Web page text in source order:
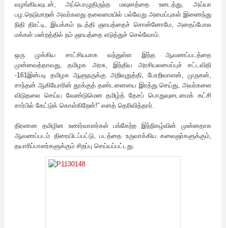
வழங்கியவுடன், அப்பொழுதிருந்த மவுனத்தை உடைத்து, அய்யா
பழ.நெடுமாறன் அவர்களது தலைமையில் பல்வேறு அமைப்புகள் இணைந்து
நிதி திரட்டி, இயக்கம் நடத்தி ஞாயத்தைச் சொன்னோமே, அதைப்போல
மக்கள் மன்றத்தில் நம் ஞாயத்தை எடுத்துச் செல்வோம்.
ஒரு முக்கிய சாட்சியமாக வந்துள்ள இந்த ஆவணப்படத்தை
முன்வைத்தாவது, தமிழக அரசு, இந்திய அரசியலமைப்புச் சட்டவிதி
-161இன்படி தமிழக ஆளுநருக்கு அறிவுறுத்தி, பேரறிவாளன், முருகன்,
சாந்தன் ஆகியோரின் தூக்குத் தண்டனையை இரத்து செய்து, அவர்களை
விடுதலை செய்ய வேண்டுமென தமிழ்த் தேசப் பொதுவுடைமைக் கட்சி
சார்பில் கேட்டுக் கொள்கிறேன்!” எனத் தெரிவித்தார்.
திரளான தமிழின உணர்வாளர்கள் பங்கேற்ற இந்நிகழ்வின் முன்னதாக
ஆவணப்படம் திரையிடப்பட்டு, படத்தை உருவாக்கிய கலைஞர்களுக்கும்,
தயாரிப்பாளர்களுக்கும் சிறப்பு செய்யப்பட்டது.